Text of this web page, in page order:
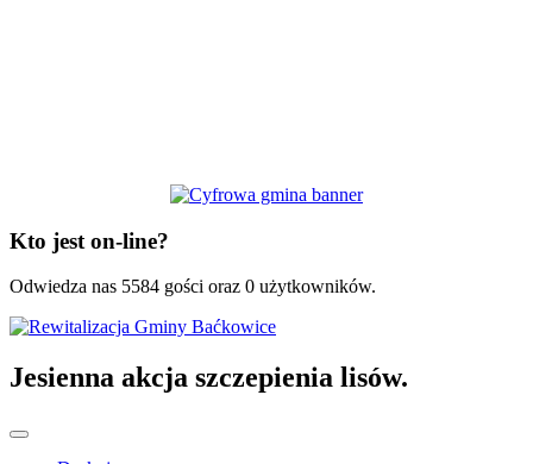
Kto jest on-line?
Odwiedza nas 5584 gości oraz 0 użytkowników.
Jesienna akcja szczepienia lisów.